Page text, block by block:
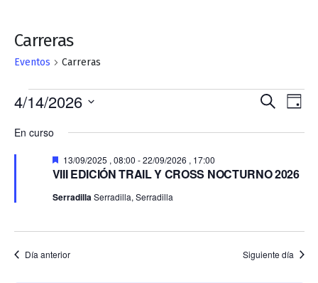
Carreras
Eventos Carreras
Eventos
14/04/2026
y
vistas
Buscar
de
Día
4/14/2026
la
fecha.
En curso
VIII EDICIÓN TRAIL Y CROSS NOCTURNO 2026
Destacado
13/09/2025 , 08:00 -22/09/2026 , 17:00
SerradillaSerradilla, Serradilla
Día anterior Siguiente día